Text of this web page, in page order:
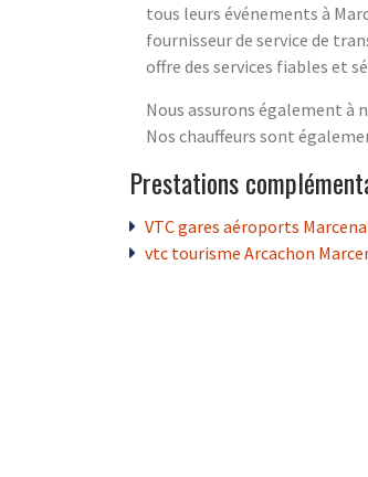
tous leurs événements à
fournisseur de service de
offre des services fiables et
Nous assurons également à
Nos chauffeurs sont
Prestations
VTC gares aéroports
vtc tourisme Arcachon